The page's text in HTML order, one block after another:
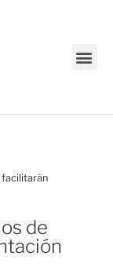
facilitarán
de